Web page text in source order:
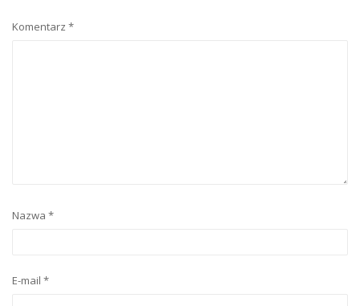
Komentarz *
Nazwa *
E-mail *